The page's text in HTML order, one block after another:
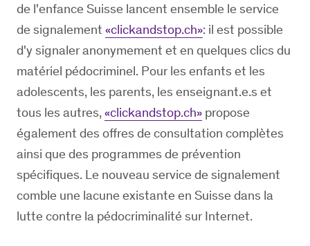
de l'enfance Suisse lancent ensemble le service
de signalement «clickandstop.ch»: il est possible
d'y signaler anonymement et en quelques clics du
matériel pédocriminel. Pour les enfants et les
adolescents, les parents, les enseignant.e.s et
tous les autres, «clickandstop.ch» propose
également des offres de consultation complètes
ainsi que des programmes de prévention
spécifiques. Le nouveau service de signalement
comble une lacune existante en Suisse dans la
lutte contre la pédocriminalité sur Internet.